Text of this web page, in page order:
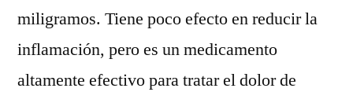
miligramos. Tiene poco efecto en reducir la
inflamación, pero es un medicamento
altamente efectivo para tratar el dolor de